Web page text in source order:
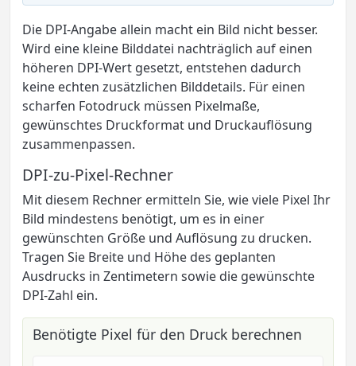
Die DPI-Angabe allein macht ein Bild nicht besser.
Wird eine kleine Bilddatei nachträglich auf einen
höheren DPI-Wert gesetzt, entstehen dadurch
keine echten zusätzlichen Bilddetails. Für einen
scharfen Fotodruck müssen Pixelmaße,
gewünschtes Druckformat und Druckauflösung
zusammenpassen.
DPI-zu-Pixel-Rechner
Mit diesem Rechner ermitteln Sie, wie viele Pixel Ihr
Bild mindestens benötigt, um es in einer
gewünschten Größe und Auflösung zu drucken.
Tragen Sie Breite und Höhe des geplanten
Ausdrucks in Zentimetern sowie die gewünschte
DPI-Zahl ein.
Benötigte Pixel für den Druck berechnen